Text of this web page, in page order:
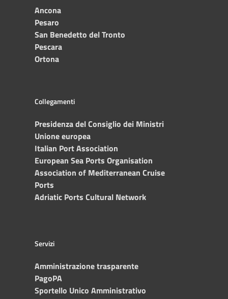
Ancona
Pesaro
San Benedetto del Tronto
Pescara
Ortona
Collegamenti
Presidenza del Consiglio dei Ministri
Unione europea
Italian Port Association
European Sea Ports Organisation
Association of Mediterranean Cruise
Ports
Adriatic Ports Cultural Network
Servizi
Amministrazione trasparente
PagoPA
Sportello Unico Amministrativo